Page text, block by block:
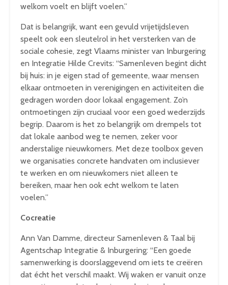
welkom voelt en blijft voelen.”
Dat is belangrijk, want een gevuld vrijetijdsleven
speelt ook een sleutelrol in het versterken van de
sociale cohesie, zegt Vlaams minister van Inburgering
en Integratie Hilde Crevits: “Samenleven begint dicht
bij huis: in je eigen stad of gemeente, waar mensen
elkaar ontmoeten in verenigingen en activiteiten die
gedragen worden door lokaal engagement. Zo’n
ontmoetingen zijn cruciaal voor een goed wederzijds
begrip. Daarom is het zo belangrijk om drempels tot
dat lokale aanbod weg te nemen, zeker voor
anderstalige nieuwkomers. Met deze toolbox geven
we organisaties concrete handvaten om inclusiever
te werken en om nieuwkomers niet alleen te
bereiken, maar hen ook echt welkom te laten
voelen.”
Cocreatie
Ann Van Damme, directeur Samenleven & Taal bij
Agentschap Integratie & Inburgering: “Een goede
samenwerking is doorslaggevend om iets te creëren
dat écht het verschil maakt. Wij waken er vanuit onze